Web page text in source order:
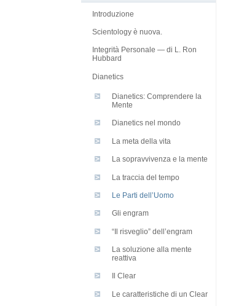
Introduzione
Scientology è nuova.
Integrità Personale — di L. Ron
Hubbard
Dianetics
Dianetics: Comprendere la
Mente
Dianetics nel mondo
La meta della vita
La sopravvivenza e la mente
La traccia del tempo
Le Parti dell’Uomo
Gli engram
“Il risveglio” dell’engram
La soluzione alla mente
reattiva
Il Clear
Le caratteristiche di un Clear